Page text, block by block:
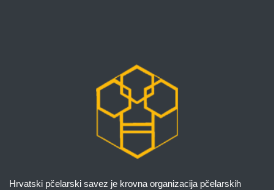
Hrvatski pčelarski savez je krovna organizacija pčelarskih